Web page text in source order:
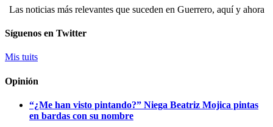
Las noticias más relevantes que suceden en Guerrero, aquí y ahora
Síguenos en Twitter
Mis tuits
Opinión
“¿Me han visto pintando?” Niega Beatriz Mojica pintas
en bardas con su nombre